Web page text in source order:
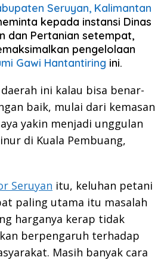
Seruyan, Kalimantan
kepada instansi Dinas
dan Pertanian setempat,
pengelolaan
Gawi Hantantiring ini.
ini kalau bisa benar-
baik, mulai dari kemasan
yakin menjadi unggulan
di Kuala Pembuang,
Seruyan itu, keluhan petani
paling utama itu masalah
harganya kerap tidak
berpengaruh terhadap
Masih banyak cara